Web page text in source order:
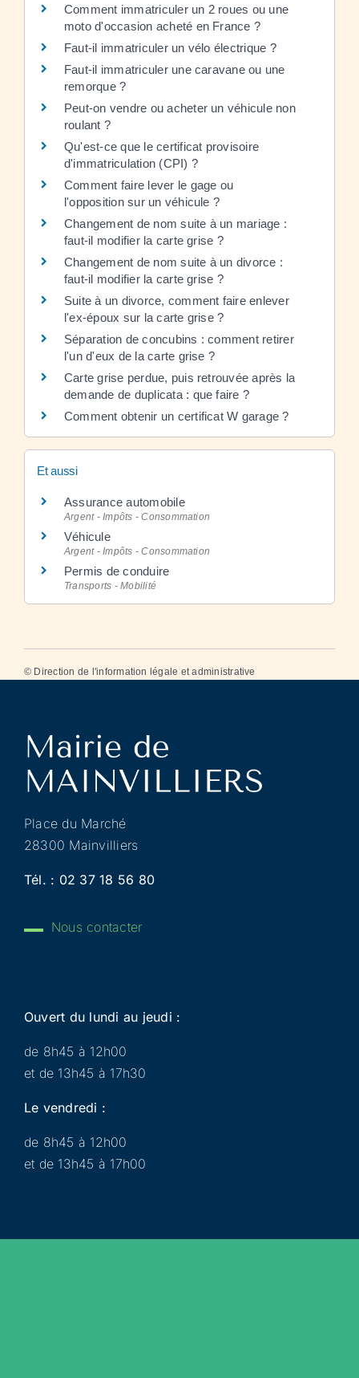
Comment immatriculer un 2 roues ou une
moto d'occasion acheté en France ?
Faut-il immatriculer un vélo électrique ?
Faut-il immatriculer une caravane ou une
remorque ?
Peut-on vendre ou acheter un véhicule non
roulant ?
Qu'est-ce que le certificat provisoire
d'immatriculation (CPI) ?
Comment faire lever le gage ou
l'opposition sur un véhicule ?
Changement de nom suite à un mariage :
faut-il modifier la carte grise ?
Changement de nom suite à un divorce :
faut-il modifier la carte grise ?
Suite à un divorce, comment faire enlever
l'ex-époux sur la carte grise ?
Séparation de concubins : comment retirer
l'un d'eux de la carte grise ?
Carte grise perdue, puis retrouvée après la
demande de duplicata : que faire ?
Comment obtenir un certificat W garage ?
Et aussi
Assurance automobile
Argent - Impôts - Consommation
Véhicule
Argent - Impôts - Consommation
Permis de conduire
Transports - Mobilité
© Direction de l'information légale et administrative
Place du Marché
28300 Mainvilliers
Tél. : 02 37 18 56 80
Nous contacter
Ouvert du lundi au jeudi :
de 8h45 à 12h00
et de 13h45 à 17h30
Le vendredi :
de 8h45 à 12h00
et de 13h45 à 17h00